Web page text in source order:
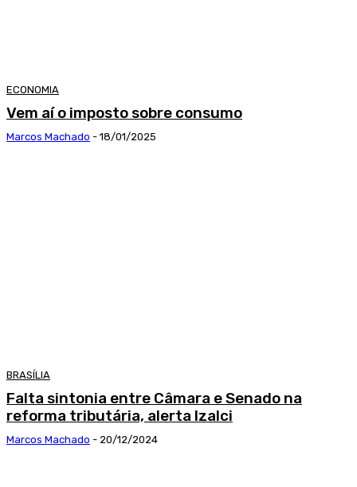
ECONOMIA
Vem aí o imposto sobre consumo
Marcos Machado - 18/01/2025
BRASÍLIA
Falta sintonia entre Câmara e Senado na
reforma tributária, alerta Izalci
Marcos Machado - 20/12/2024